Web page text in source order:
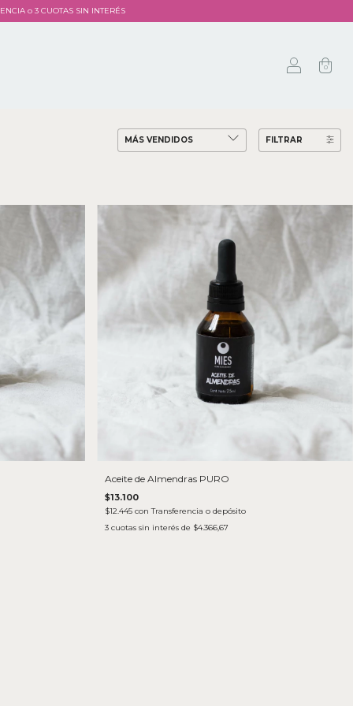
o 3 CUOTAS SIN INTERÉS
0
FILTRAR
Aceite de Almendras PURO
$13.100
$12.445con Transferencia o depósito
3 cuotas sin interés de $4.366,67